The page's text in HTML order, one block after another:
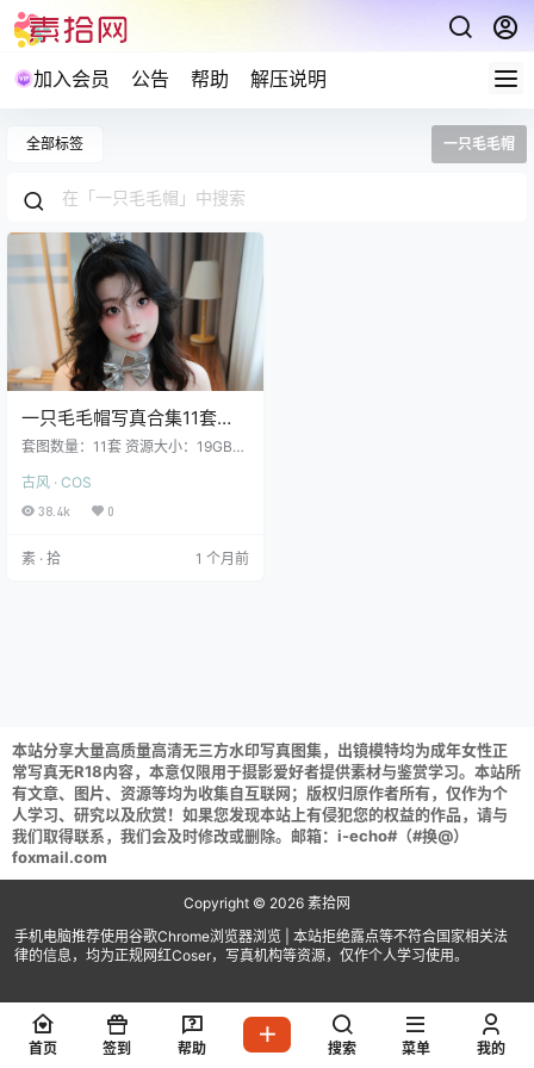
加入会员 公告 帮助 解压说明
全部标签 一只毛毛帽
一只毛毛帽写真合集11套
19GB
套图数量：11套 资源大小：19GB
[62P 1.03GB]一只毛毛帽 NO.010 2
026年01月月票 [72P1V 1.37GB]一
珠 [55P 1.15GB]一只毛毛帽 NO.007
古风 · COS
38.4k 0
素 · 拾 1 个月前
本站分享大量高质量高清无三方水印写真图集，出镜模特均为成年女性正
常写真无R18内容，本意仅限用于摄影爱好者提供素材与鉴赏学习。本站所
有文章、图片、资源等均为收集自互联网；版权归原作者所有，仅作为个
人学习、研究以及欣赏！如果您发现本站上有侵犯您的权益的作品，请与
我们取得联系，我们会及时修改或删除。邮箱：i-echo#（#换@）
foxmail.com
Copyright © 2026 素拾网
手机电脑推荐使用谷歌Chrome浏览器浏览 | 本站拒绝露点等不符合国家相关法
律的信息，均为正规网红Coser，写真机构等资源，仅作个人学习使用。
首页 签到 帮助 搜索 菜单 我的